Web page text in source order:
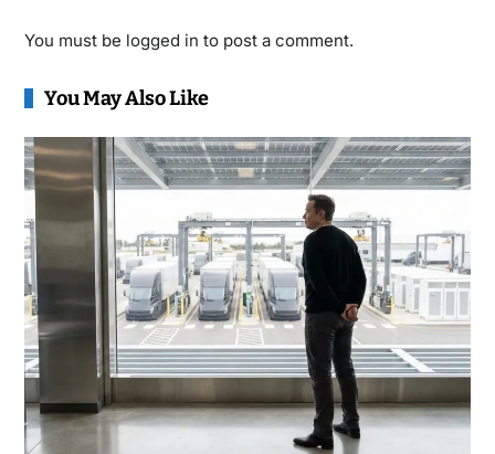
You must be logged in to post a comment.
You May Also Like